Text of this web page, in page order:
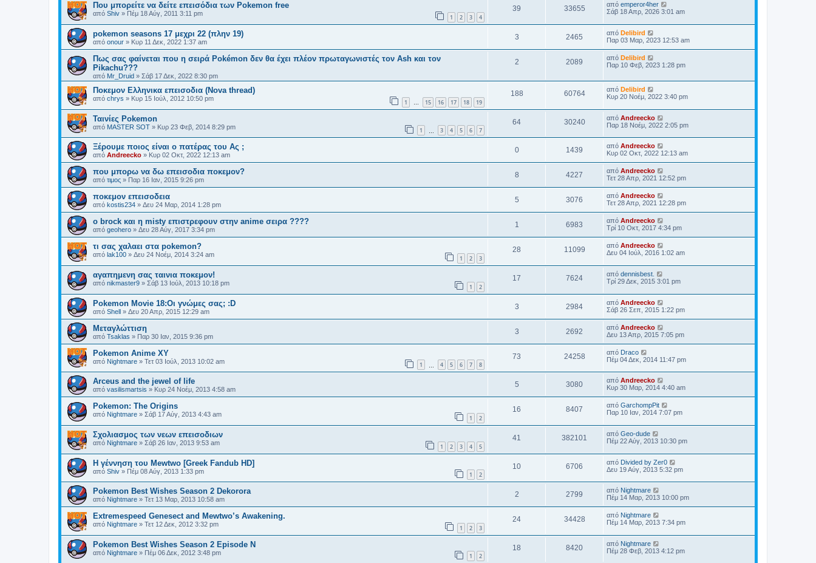
Που μπορείτε να δείτε επεισόδια των Pokemon free
από Shiv » Πέμ 18 Αύγ, 2011 3:11 pm 1 2 3 4
39 33655 από emperor4her
Σάβ 18 Απρ, 2026 3:01 am
pokemon seasons 17 μεχρι 22 (πλην 19)
από onour » Κυρ 11 Δεκ, 2022 1:37 am
3 2465 από Delibird
Παρ 03 Μαρ, 2023 12:53 am
Πως σας φαίνεται που η σειρά Pokémon δεν θα έχει πλέον πρωταγωνιστές τον Ash και τον
Pikachu???
από Mr_Druid » Σάβ 17 Δεκ, 2022 8:30 pm
2 2089 από Delibird
Παρ 10 Φεβ, 2023 1:28 pm
Ποκεμον Ελληνικα επεισοδια (Nova thread)
από chrys » Κυρ 15 Ιούλ, 2012 10:50 pm 1 … 15 16 17 18 19
188 60764 από Delibird
Κυρ 20 Νοέμ, 2022 3:40 pm
Ταινίες Pokemon
από MASTER SOT » Κυρ 23 Φεβ, 2014 8:29 pm 1 3 4 5 6 7
64 30240 από Andreecko
Παρ 18 Νοέμ, 2022 2:05 pm
Ξέρουμε ποιος είναι ο πατέρας του Ας ;
από Andreecko » Κυρ 02 Οκτ, 2022 12:13 am
0 1439 από Andreecko
Κυρ 02 Οκτ, 2022 12:13 am
που μπορω να δω επεισοδια ποκεμον?
από τιμος » Παρ 16 Ιαν, 2015 9:26 pm
8 4227 από Andreecko
Τετ 28 Απρ, 2021 12:52 pm
ποκεμον επεισοδεια
από kostis234 » Δευ 24 Μαρ, 2014 1:28 pm
5 3076 από Andreecko
Τετ 28 Απρ, 2021 12:28 pm
ο brock και η misty επιστρεφουν στην anime σειρα ????
από geohero » Δευ 28 Αύγ, 2017 3:34 pm
1 6983 από Andreecko
Τρί 10 Οκτ, 2017 4:34 pm
τι σας χαλαει στα pokemon?
από lak100 » Δευ 24 Νοέμ, 2014 3:24 am 1 2 3
28 11099 από Andreecko
Δευ 04 Ιούλ, 2016 1:02 am
αγαπημενη σας ταινια ποκεμον!
από nikmaster9 » Σάβ 13 Ιούλ, 2013 10:18 pm 1 2
17 7624 από dennisbest.
Τρί 29 Δεκ, 2015 3:01 pm
Pokemon Movie 18:Οι γνώμες σας; :D
από Shell » Δευ 20 Απρ, 2015 12:29 am
3 2984 από Andreecko
Σάβ 26 Σεπ, 2015 1:22 pm
Μεταγλώττιση
από Tsaklas » Παρ 30 Ιαν, 2015 9:36 pm
3 2692 από Andreecko
Δευ 13 Απρ, 2015 7:05 pm
Pokemon Anime XY
από Nightmare » Τετ 03 Ιούλ, 2013 10:02 am 1 4 5 6 7 8
73 24258 από Draco
Πέμ 04 Δεκ, 2014 11:47 pm
Arceus and the jewel of life
από vasilismartsis » Κυρ 24 Νοέμ, 2013 4:58 am
5 3080 από Andreecko
Κυρ 30 Μαρ, 2014 4:40 am
Pokemon: The Origins
από Nightmare » Σάβ 17 Αύγ, 2013 4:43 am 1 2
16 8407 από GarchompPit
Παρ 10 Ιαν, 2014 7:07 pm
Σχολιασμος των νεων επεισοδιων
από Nightmare » Σάβ 26 Ιαν, 2013 9:53 am 1 2 3 4 5
41 382101 από Geo-dude
Πέμ 22 Αύγ, 2013 10:30 pm
Η γέννηση του Mewtwo [Greek Fandub HD]
από Shiv » Πέμ 08 Αύγ, 2013 1:33 pm 1 2
10 6706 από Divided by Zer0
Δευ 19 Αύγ, 2013 5:32 pm
Pokemon Best Wishes Season 2 Dekorora
από Nightmare » Τετ 13 Μαρ, 2013 10:58 am
2 2799 από Nightmare
Πέμ 14 Μαρ, 2013 10:00 pm
Extremespeed Genesect and Mewtwo’s Awakening.
από Nightmare » Τετ 12 Δεκ, 2012 3:32 pm 1 2 3
24 34428 από Nightmare
Πέμ 14 Μαρ, 2013 7:34 pm
Pokemon Best Wishes Season 2 Episode N
από Nightmare » Πέμ 06 Δεκ, 2012 3:48 pm 1 2
18 8420 από Nightmare
Πέμ 28 Φεβ, 2013 4:12 pm